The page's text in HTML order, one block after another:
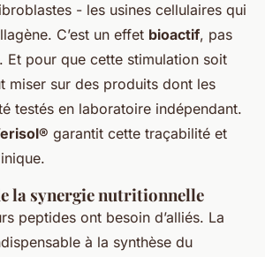
- les usines cellulaires qui
C’est un effet bioactif, pas
Et pour que cette stimulation soit
miser sur des produits dont les
testés en laboratoire indépendant.
garantit cette traçabilité et
la synergie nutritionnelle
peptides ont besoin d’alliés. La
à la synthèse du